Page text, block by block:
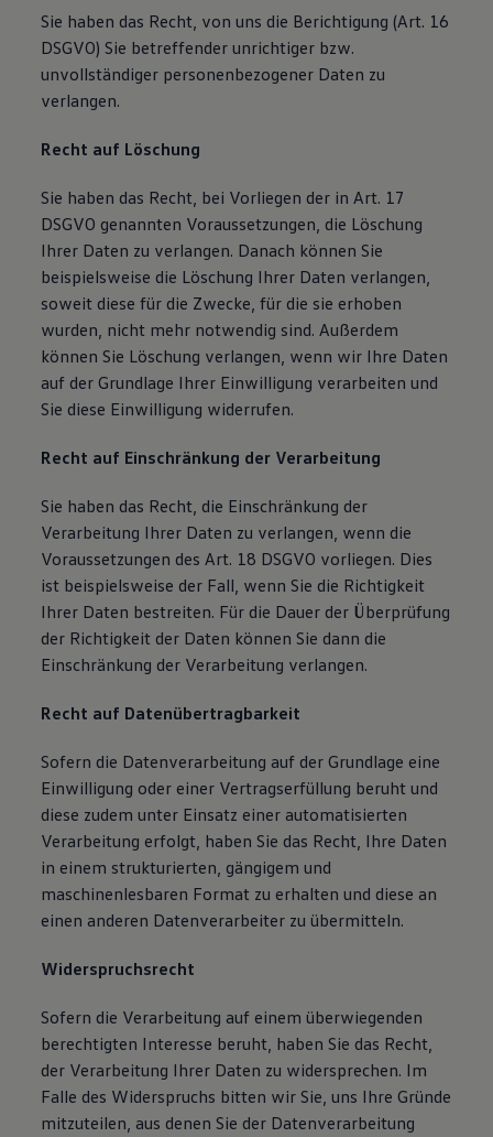
Sie haben das Recht, von uns die Berichtigung (Art. 16
DSGVO) Sie betreffender unrichtiger bzw.
unvollständiger personenbezogener Daten zu
verlangen.
Recht auf Löschung
Sie haben das Recht, bei Vorliegen der in Art. 17
DSGVO genannten Voraussetzungen, die Löschung
Ihrer Daten zu verlangen. Danach können Sie
beispielsweise die Löschung Ihrer Daten verlangen,
soweit diese für die Zwecke, für die sie erhoben
wurden, nicht mehr notwendig sind. Außerdem
können Sie Löschung verlangen, wenn wir Ihre Daten
auf der Grundlage Ihrer Einwilligung verarbeiten und
Sie diese Einwilligung widerrufen.
Recht auf Einschränkung der Verarbeitung
Sie haben das Recht, die Einschränkung der
Verarbeitung Ihrer Daten zu verlangen, wenn die
Voraussetzungen des Art. 18 DSGVO vorliegen. Dies
ist beispielsweise der Fall, wenn Sie die Richtigkeit
Ihrer Daten bestreiten. Für die Dauer der Überprüfung
der Richtigkeit der Daten können Sie dann die
Einschränkung der Verarbeitung verlangen.
Recht auf Datenübertragbarkeit
Sofern die Datenverarbeitung auf der Grundlage eine
Einwilligung oder einer Vertragserfüllung beruht und
diese zudem unter Einsatz einer automatisierten
Verarbeitung erfolgt, haben Sie das Recht, Ihre Daten
in einem strukturierten, gängigem und
maschinenlesbaren Format zu erhalten und diese an
einen anderen Datenverarbeiter zu übermitteln.
Widerspruchsrecht
Sofern die Verarbeitung auf einem überwiegenden
berechtigten Interesse beruht, haben Sie das Recht,
der Verarbeitung Ihrer Daten zu widersprechen. Im
Falle des Widerspruchs bitten wir Sie, uns Ihre Gründe
mitzuteilen, aus denen Sie der Datenverarbeitung